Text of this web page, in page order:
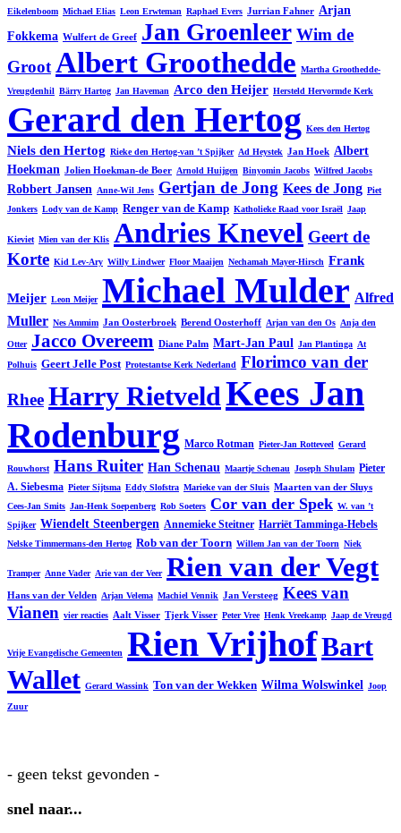
Eikelenboom Michael Elias Leon Erwteman Raphael Evers Jurrian Fahner Arjan
Fokkema Wulfert de Greef Jan Groenleer Wim de
Groot Albert Groothedde Martha Groothedde-
Vreugdenhil Bärry Hartog Jan Haveman Arco den Heijer Hersteld Hervormde Kerk
Gerard den Hertog Kees den Hertog
Niels den Hertog Rieke den Hertog-van ’t Spijker Ad Heystek Jan Hoek Albert
Hoekman Jolien Hoekman-de Boer Arnold Huijgen Binyomin Jacobs Wilfred Jacobs
Robbert Jansen Anne-Wil Jens Gertjan de Jong Kees de Jong Piet
Jonkers Lody van de Kamp Renger van de Kamp Katholieke Raad voor Israël Jaap
Kieviet Mien van der Klis Andries Knevel Geert de
Korte Kid Lev-Ary Willy Lindwer Floor Maaijen Nechamah Mayer-Hirsch Frank
Meijer Leon Meijer Michael Mulder Alfred
Muller Nes Ammim Jan Oosterbroek Berend Oosterhoff Arjan van den Os Anja den
Otter Jacco Overeem Diane Palm Mart-Jan Paul Jan Plantinga At
Polhuis Geert Jelle Post Protestantse Kerk Nederland Florimco van der
Rhee Harry RietveldKees Jan
Rodenburg Marco Rotman Pieter-Jan Rotteveel Gerard
Rouwhorst Hans Ruiter Han Schenau Maartje Schenau Joseph Shulam Pieter
A. Siebesma Pieter Sijtsma Eddy Slofstra Marieke van der Sluis Maarten van der Sluys
Cees-Jan Smits Jan-Henk Soepenberg Rob Soeters Cor van der Spek W. van ’t
Spijker Wiendelt Steenbergen Annemieke Steitner Harriët Tamminga-Hebels
Nelske Timmermans-den Hertog Rob van der Toorn Willem Jan van der Toorn Niek
Tramper Anne Vader Arie van der Veer Rien van der Vegt
Hans van der Velden Arjan Velema Machiel Vennik Jan Versteeg Kees van
Vianen vier reacties Aalt Visser Tjerk Visser Peter Vree Henk Vreekamp Jaap de Vreugd
Vrije Evangelische Gemeenten Rien VrijhofBart
Wallet Gerard Wassink Ton van der Wekken Wilma Wolswinkel Joop
Zuur
- geen tekst gevonden -
snel naar...